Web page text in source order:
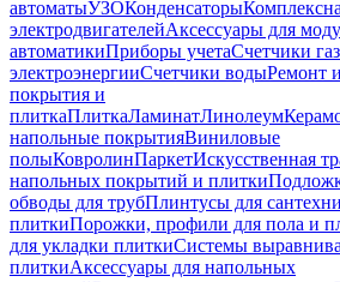
автоматыУЗОКонденсаторы
электродвигателейАксессуары для
автоматикиПриборы учетаСчетчики
электроэнергииСчетчики водыРемонт
покрытия и
плиткаПлиткаЛаминатЛинолеум
напольные покрытияВиниловые
полыКовролинПаркетИскусственная
напольных покрытий и плитки
обводы для трубПлинтусы для
плиткиПорожки, профили для пола и
для укладки плиткиСистемы
плиткиАксессуары для напольных